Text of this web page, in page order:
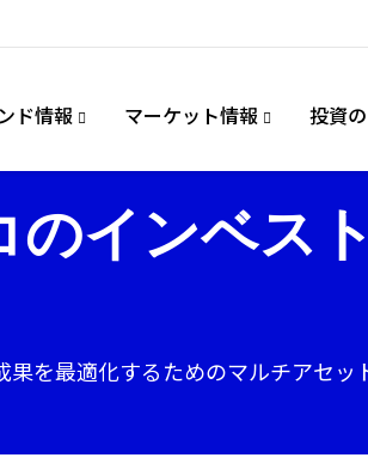
ド情報 マーケット情報 投資
のインベス
果を最適化するためのマルチアセッ